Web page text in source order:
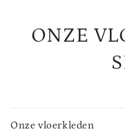
ONZE
Onze vloerkleden